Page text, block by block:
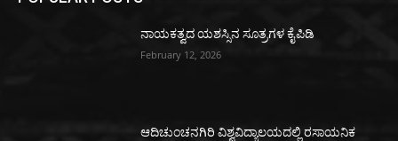
ನಾಯಕತ್ವದ ಯಶಸ್ಸಿನ ಸೂತ್ರಗಳ ಕೈಪಿಡಿ
February 12, 2026
ಆದಿಚುಂಚನಗಿರಿ ವಿಶ್ವವಿದ್ಯಾಲಯದಲ್ಲಿ ರಸಾಯನಿಕ